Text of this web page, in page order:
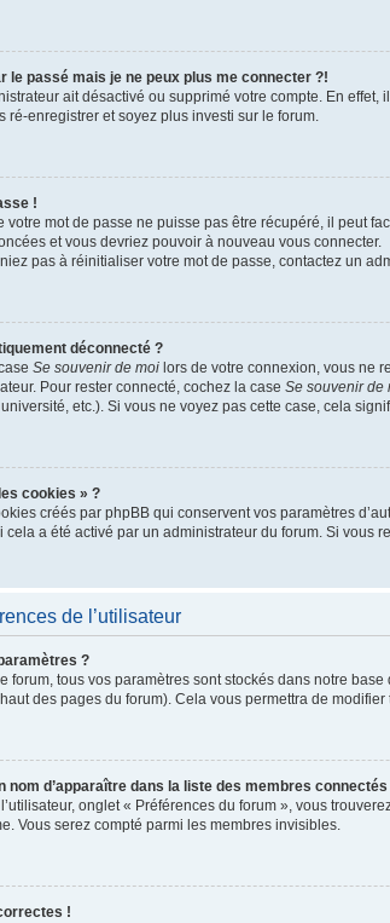
le passé mais je ne peux plus me connecter ?!
ait désactivé ou supprimé votre compte. En
ré-enregistrer et soyez plus investi sur le forum.
!
votre mot de passe ne puisse pas être récupéré, il peut
et vous devriez pouvoir à nouveau vous connecter.
pas à réinitialiser votre mot de passe, contactez un
déconnecté ?
Se souvenir de moi lors de votre connexion, vous ne
Pour rester connecté, cochez la case Se souvenir de
etc.). Si vous ne voyez pas cette case, cela
cookies » ?
créés par phpBB qui conservent vos paramètres
cela a été activé par un administrateur du forum. Si
de l’utilisateur
?
forum, tous vos paramètres sont stockés dans notre
des pages du forum). Cela vous permettra de
nom d’apparaître dans la liste des membres connectés
onglet « Préférences du forum », vous
Vous serez compté parmi les membres invisibles.
!